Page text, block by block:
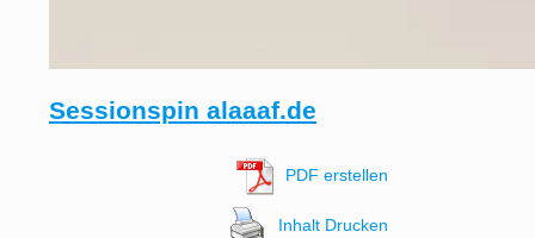
Sessionspin alaaaf.de
PDF erstellen
Inhalt Drucken